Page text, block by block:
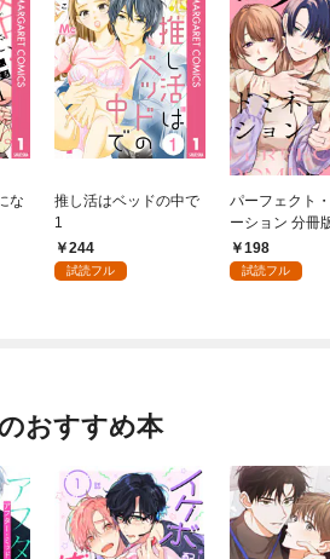
な
推し活はベッドの中で
1
244
試読フル
パーフェクト
ーション 分冊
198
試読フル
おすすめ本